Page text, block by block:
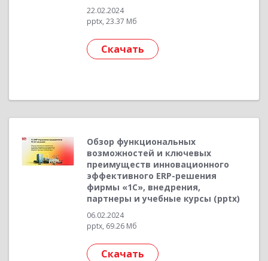
22.02.2024
pptx, 23.37 Мб
Скачать
Обзор функциональных
возможностей и ключевых
преимуществ инновационного
эффективного ERP-решения
фирмы «1С», внедрения,
партнеры и учебные курсы (pptx)
06.02.2024
pptx, 69.26 Мб
Скачать